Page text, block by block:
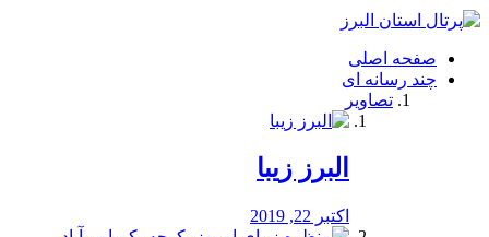
فصد
شرق
تهران
خشکشویی
صفحه اصلی
چند رسانه ای
تصاویر
البرز زیبا
اکتبر 22, 2019